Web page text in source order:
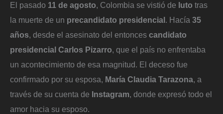
El pasado 11 de agosto, Colombia se vistió de luto tras
la muerte de un precandidato presidencial. Hacía 35
años, desde el asesinato del entonces candidato
presidencial Carlos Pizarro, que el país no enfrentaba
un acontecimiento de esa magnitud. El deceso fue
confirmado por su esposa, María Claudia Tarazona, a
través de su cuenta de Instagram, donde expresó todo el
amor hacia su esposo.